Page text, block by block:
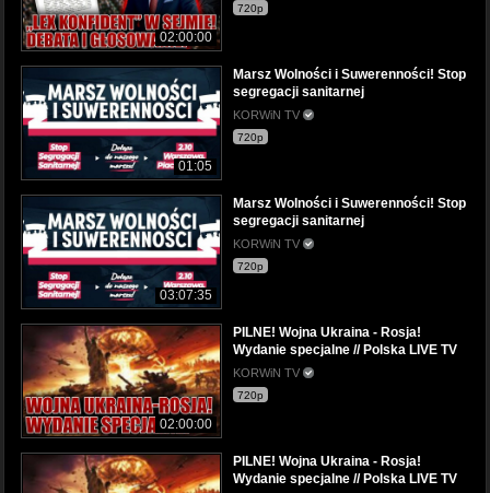
02:00:00
720p
01:05
Marsz Wolności i Suwerenności! Stop
segregacji sanitarnej
KORWiN TV
720p
03:07:35
Marsz Wolności i Suwerenności! Stop
segregacji sanitarnej
KORWiN TV
720p
02:00:00
PILNE! Wojna Ukraina - Rosja!
Wydanie specjalne // Polska LIVE TV
KORWiN TV
720p
PILNE! Wojna Ukraina - Rosja!
Wydanie specjalne // Polska LIVE TV